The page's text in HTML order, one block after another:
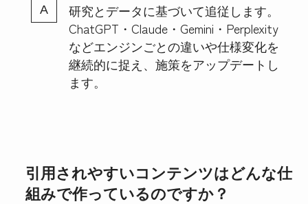
研究とデータに基づいて追従します。
ChatGPT・Claude・Gemini・Perplexity
などエンジンごとの違いや仕様変化を
継続的に捉え、施策をアップデートし
ます。
引用されやすいコンテンツはどんな仕
組みで作っているのですか？